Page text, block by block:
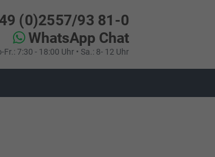
(0)2557/93 81-0
WhatsApp Chat
Fr.: 7:30 - 18:00 Uhr • Sa.: 8- 12 Uhr